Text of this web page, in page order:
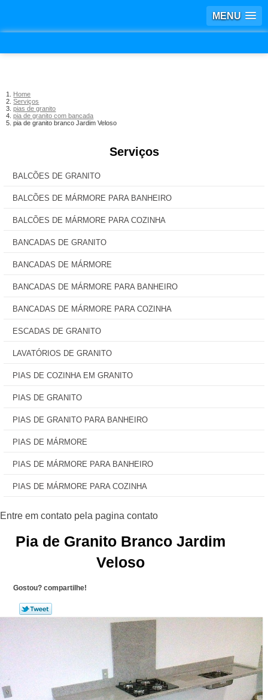
MENU
Home
Serviços
pias de granito
pia de granito com bancada
pia de granito branco Jardim Veloso
Serviços
BALCÕES DE GRANITO
BALCÕES DE MÁRMORE PARA BANHEIRO
BALCÕES DE MÁRMORE PARA COZINHA
BANCADAS DE GRANITO
BANCADAS DE MÁRMORE
BANCADAS DE MÁRMORE PARA BANHEIRO
BANCADAS DE MÁRMORE PARA COZINHA
ESCADAS DE GRANITO
LAVATÓRIOS DE GRANITO
PIAS DE COZINHA EM GRANITO
PIAS DE GRANITO
PIAS DE GRANITO PARA BANHEIRO
PIAS DE MÁRMORE
PIAS DE MÁRMORE PARA BANHEIRO
PIAS DE MÁRMORE PARA COZINHA
Pia de Granito Branco Jardim
Veloso
Gostou? compartilhe!